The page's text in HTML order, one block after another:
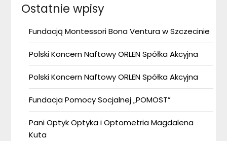
Ostatnie wpisy
Fundacją Montessori Bona Ventura w Szczecinie
Polski Koncern Naftowy ORLEN Spółka Akcyjna
Polski Koncern Naftowy ORLEN Spółka Akcyjna
Fundacja Pomocy Socjalnej „POMOST”
Pani Optyk Optyka i Optometria Magdalena
Kuta